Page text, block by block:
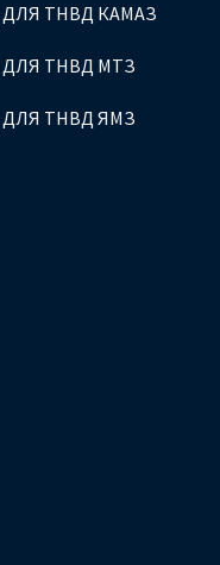
ТНВД КАМАЗ
ТНВД МТЗ
ТНВД ЯМЗ